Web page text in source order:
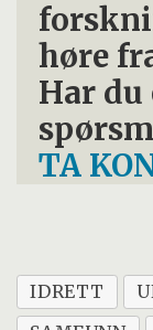
høre
Har
TA
IDRETT